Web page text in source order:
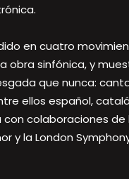
en cuatro
obra sinfónica, y
que nunca:
ellos español,
colaboraciones de
y la London